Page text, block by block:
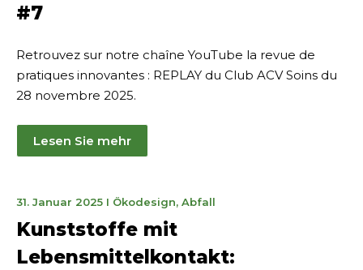
#7
Retrouvez sur notre chaîne YouTube la revue de
pratiques innovantes : REPLAY du Club ACV Soins du
28 novembre 2025.
Lesen Sie mehr
31. Januar 202515.
Mai
2025
I Ökodesign, Abfall
Kunststoffe mit
Lebensmittelkontakt: